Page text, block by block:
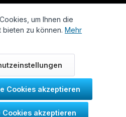
Unger Heizungs- und
um Ihnen die
bieten zu können. Mehr
Cookies akzeptieren
akzeptieren
IT-Recht Kanzlei